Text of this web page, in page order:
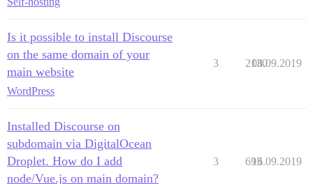
Is it possible to install Discourse
on the same domain of your
main website
WordPress
3 2130
08.09.2019
Installed Discourse on
subdomain via DigitalOcean
Droplet. How do I add
node/Vue.js on main domain?
3 693
16.09.2019